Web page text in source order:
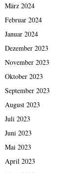
März 2024
Februar 2024
Januar 2024
Dezember 2023
November 2023
Oktober 2023
September 2023
August 2023
Juli 2023
Juni 2023
Mai 2023
April 2023